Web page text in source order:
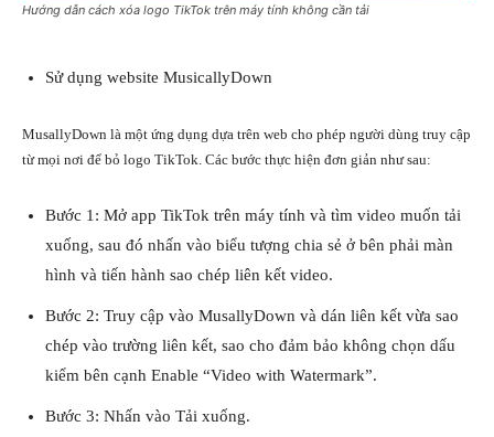
Hướng dẫn cách xóa logo TikTok trên máy tính không cần tải
Sử dụng website MusicallyDown
MusallyDown là một ứng dụng dựa trên web cho phép người dùng truy cập
từ mọi nơi để bỏ logo TikTok. Các bước thực hiện đơn giản như sau:
Bước 1: Mở app TikTok trên máy tính và tìm video muốn tải
xuống, sau đó nhấn vào biểu tượng chia sẻ ở bên phải màn
hình và tiến hành sao chép liên kết video.
Bước 2: Truy cập vào MusallyDown và dán liên kết vừa sao
chép vào trường liên kết, sao cho đảm bảo không chọn dấu
kiểm bên cạnh Enable “Video with Watermark”.
Bước 3: Nhấn vào Tải xuống.